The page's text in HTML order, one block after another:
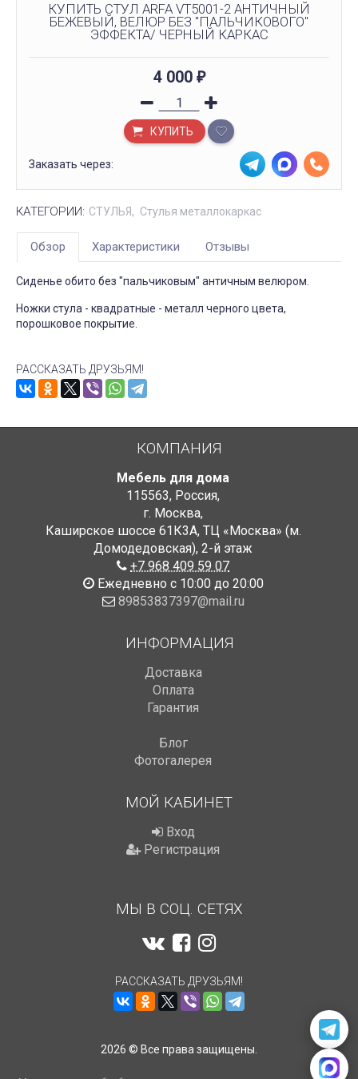
КУПИТЬ СТУЛ ARFA VT5001-2 АНТИЧНЫЙ
БЕЖЕВЫЙ, ВЕЛЮР БЕЗ "ПАЛЬЧИКОВОГО"
ЭФФЕКТА/ ЧЕРНЫЙ КАРКАС
4 000 ₽
КУПИТЬ
Заказать через:
КАТЕГОРИИ: СТУЛЬЯ Стулья металлокаркас
Обзор Характеристики Отзывы
Сиденье обито без "пальчиковым" античным велюром.
Ножки стула - квадратные - металл черного цвета,
порошковое покрытие.
РАССКАЗАТЬ ДРУЗЬЯМ!
КОМПАНИЯ
Мебель для дома
115563, Россия,
г. Москва,
Каширское шоссе 61К3А, ТЦ «Москва» (м.
Домодедовская), 2-й этаж
+7 968 409 59 07
Ежедневно с 10:00 до 20:00
89853837397@mail.ru
ИНФОРМАЦИЯ
Доставка
Оплата
Гарантия
Блог
Фотогалерея
МОЙ КАБИНЕТ
Вход
Регистрация
МЫ В СОЦ. СЕТЯХ
РАССКАЗАТЬ ДРУЗЬЯМ!
2026 © Все права защищены.